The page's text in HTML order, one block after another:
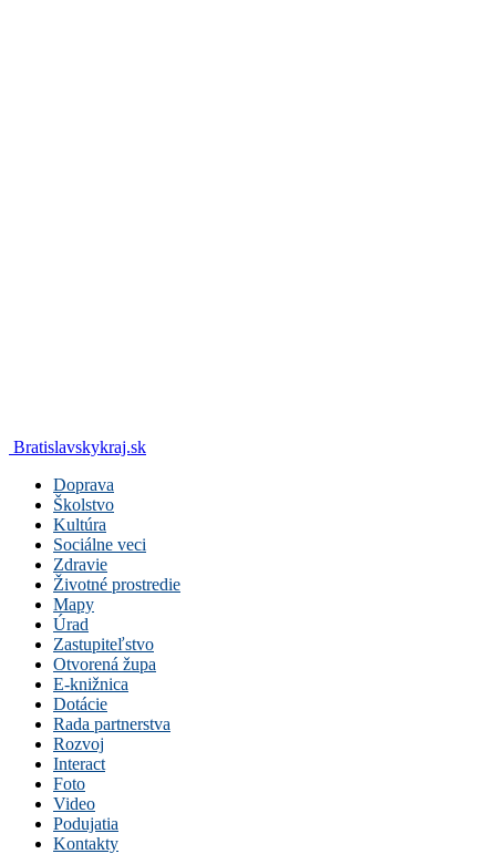
Bratislavskykraj.sk
Doprava
Školstvo
Kultúra
Sociálne veci
Zdravie
Životné prostredie
Mapy
Úrad
Zastupiteľstvo
Otvorená župa
E-knižnica
Dotácie
Rada partnerstva
Rozvoj
Interact
Foto
Video
Podujatia
Kontakty